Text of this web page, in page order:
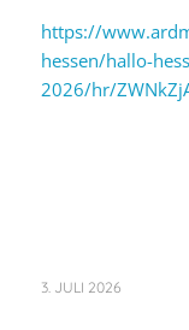
https://
hessen/hallo-
2026/hr/
3. JULI 2026